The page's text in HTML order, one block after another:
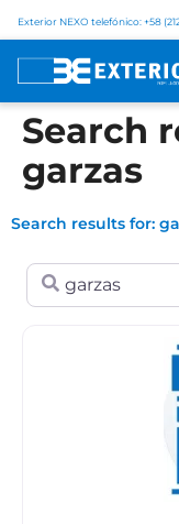
Exterior NEXO telefónico: +58
Search
garzas
Search results for:
Search for